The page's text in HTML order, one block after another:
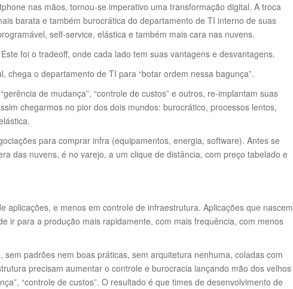
nas mãos, tornou-se imperativo uma transformação digital. A troca
barata e também burocrática do departamento de TI interno de suas
self-service, elástica e também mais cara nas nuvens.
foi o tradeoff, onde cada lado tem suas vantagens e desvantagens.
o departamento de TI para “botar ordem nessa bagunça”.
de mudança”, “controle de custos” e outros, re-implantam suas
chegarmos no pior dos dois mundos: burocrático, processos lentos,
para comprar infra (equipamentos, energia, software). Antes se
das nuvens, é no varejo, a um clique de distância, com preço tabelado e
e menos em controle de infraestrutura. Aplicações que nascem
ir para a produção mais rapidamente, com mais frequência, com menos
padrões nem boas práticas, sem arquitetura nenhuma, coladas com
precisam aumentar o controle e burocracia lançando mão dos velhos
“controle de custos”. O resultado é que times de desenvolvimento de